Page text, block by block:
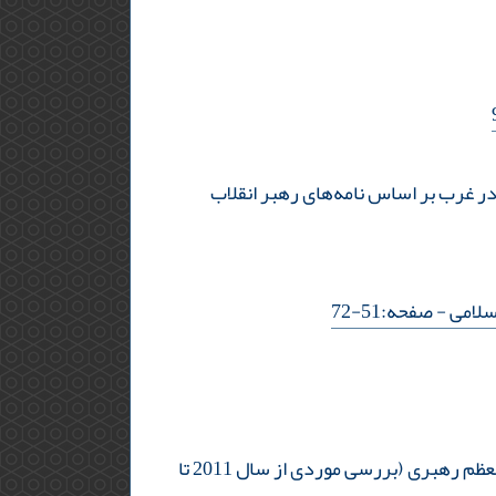
غرب بر اساس نامه‌های رهبر انقلاب
- صفحه:51-72
چالش های سیاسی بیداری اسلامی در جهان اسلام و راهبردهای تدافعی(wt) در مقابله با آن از منظر مقام معظم رهبری (بررسی موردی از سال 2011 تا